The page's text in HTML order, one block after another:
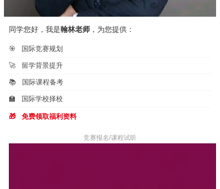
同学您好，我是翰林老师 ，为您提供：
🎯 国际竞赛规划
🚀 留学背景提升
📚 国际课程备考
🏫 国际学校择校
🎁 免费领取福利资料
竞赛报名/课程试听